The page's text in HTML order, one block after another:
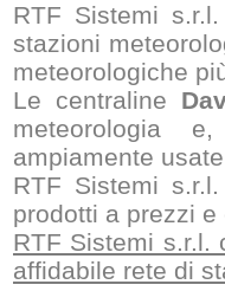
RTF Sistemi
stazioni
meteorologiche
Le centraline
meteorologia
ampiamente
RTF Sistemi
prodotti a prezzi
RTF Sistemi s.r.l.
affidabile rete di